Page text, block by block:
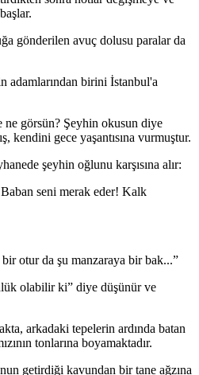
gönderilen avuç dolusu paralar da
adamlarından birini İstanbul'a
görsün? Şeyhin okusun diye
kendini gece yaşantısına vurmuştur.
şeyhin oğlunu karşısına alır:
seni merak eder! Kalk
otur da şu manzaraya bir bak...”
olabilir ki” diye düşünür ve
arkadaki tepelerin ardında batan
tonlarına boyamaktadır.
getirdiği kavundan bir tane ağzına